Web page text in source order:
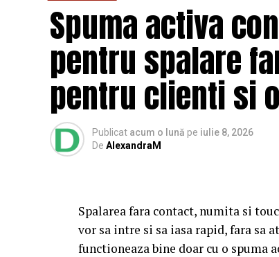
Spuma activa
pentru spalare
pentru clienti si
Publicat acum o lună pe iulie 8, 2026
De AlexandraM
Spalarea fara contact, numita si
vor sa intre si sa iasa rapid, fara sa
functioneaza bine doar cu o spuma